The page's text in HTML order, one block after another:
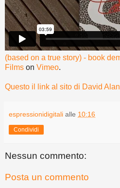
(based on a true story) - book
Films on Vimeo.
Questo il link al sito di David
espressionidigitali alle 10:16
Condividi
Nessun commento:
Posta un commento